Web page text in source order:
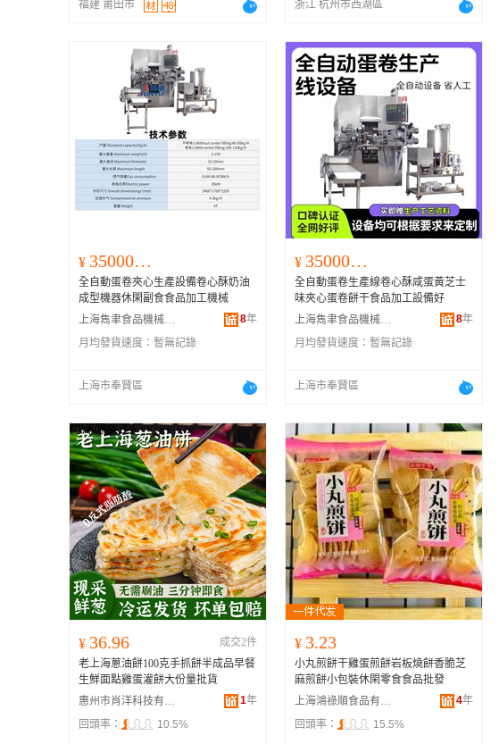
福建 莆田市 浙江 杭州市西湖區
¥ 350000.00
全自動蛋卷夾心生產設備卷心酥奶油
成型機器休閑副食食品加工機械
上海雋聿食品機械有限公司
8年
月均發貨速度： 暫無記錄
上海市奉賢區
¥ 350000.00
全自動蛋卷生產線卷心酥咸蛋黃芝士
味夾心蛋卷餅干食品加工設備好
上海雋聿食品機械有限公司
8年
月均發貨速度： 暫無記錄
上海市奉賢區
¥ 36.96
成交2件
老上海蔥油餅100克手抓餅半成品早餐
生鮮面點雞蛋灌餅大份量批貨
惠州市肖洋科技有限公司
1年
回頭率：
10.5%
¥ 3.23
小丸煎餅干雞蛋煎餅岩板燒餅香脆芝
麻煎餅小包裝休閑零食食品批發
上海鴻祿順食品有限公司
4年
回頭率：
15.5%